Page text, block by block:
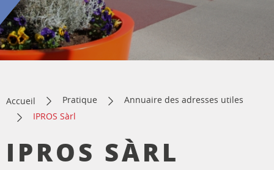
Accueil Pratique
Annuaire des adresses utiles
IPROS Sàrl
IPROS SÀRL